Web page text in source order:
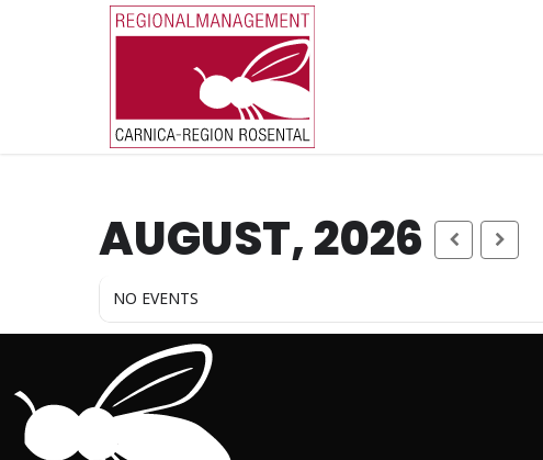
AUGUST, 2026
NO EVENTS